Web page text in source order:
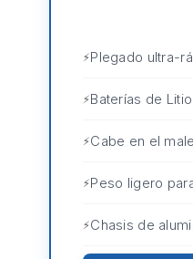
Plegado ultra-
Baterías de
Cabe en el
Peso ligero
Chasis de